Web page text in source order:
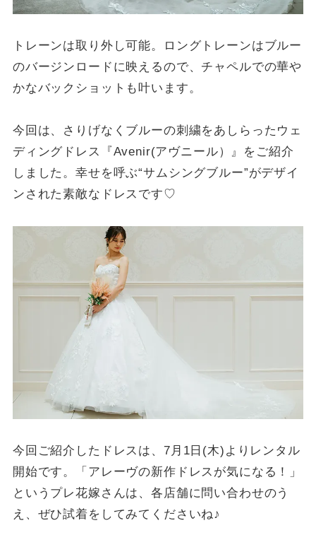
トレーンは取り外し可能。ロングトレーンはブルー
のバージンロードに映えるので、チャペルでの華や
かなバックショットも叶います。
今回は、さりげなくブルーの刺繍をあしらったウェ
ディングドレス『Avenir(アヴニール）』をご紹介
しました。幸せを呼ぶ“サムシングブルー”がデザイ
ンされた素敵なドレスです♡
今回ご紹介したドレスは、7月1日(木)よりレンタル
開始です。「アレーヴの新作ドレスが気になる！」
というプレ花嫁さんは、各店舗に問い合わせのう
え、ぜひ試着をしてみてくださいね♪